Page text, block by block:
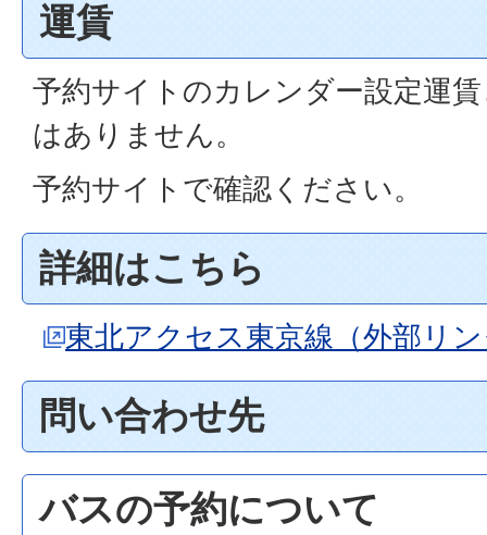
運賃
予約サイトのカレンダー設定運
はありません。
予約サイトで確認ください。
詳細はこちら
東北アクセス東京線（外部リ
問い合わせ先
バスの予約について